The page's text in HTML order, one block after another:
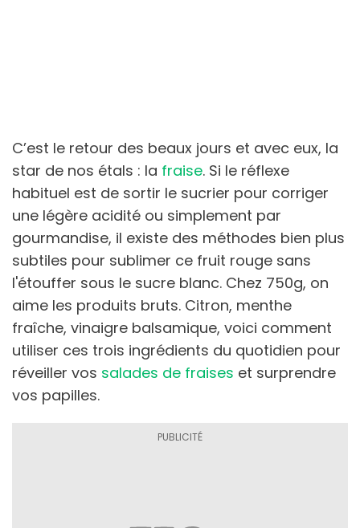
C’est le retour des beaux jours et avec eux, la
star de nos étals : la fraise. Si le réflexe
habituel est de sortir le sucrier pour corriger
une légère acidité ou simplement par
gourmandise, il existe des méthodes bien plus
subtiles pour sublimer ce fruit rouge sans
l'étouffer sous le sucre blanc. Chez 750g, on
aime les produits bruts. Citron, menthe
fraîche, vinaigre balsamique, voici comment
utiliser ces trois ingrédients du quotidien pour
réveiller vos salades de fraises et surprendre
vos papilles.